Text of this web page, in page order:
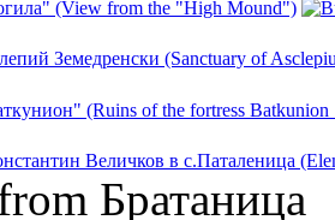
Братаница